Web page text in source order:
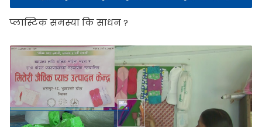
प्लास्टिक समस्या कि साधन ?